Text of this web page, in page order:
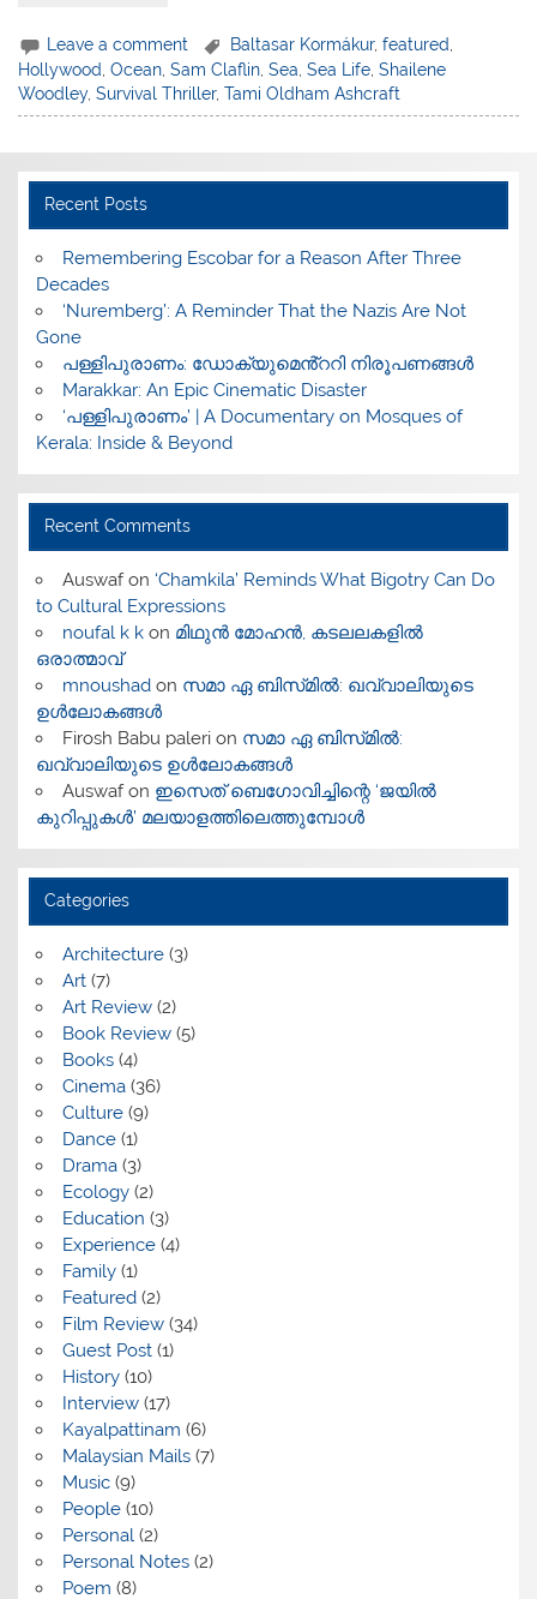
Leave a comment Baltasar Kormákur,featured
Hollywood,Ocean,Sam Claflin,Sea,Sea Life,Shailene
Woodley,Survival Thriller,Tami Oldham Ashcraft
Recent Posts
​Remembering Escobar for a Reason After Three
Decades
‘Nuremberg’: A Reminder That the Nazis Are Not
Gone
പള്ളിപുരാണം: ഡോക്യുമെൻ്ററി നിരൂപണങ്ങൾ
Marakkar: An Epic Cinematic Disaster
‘പള്ളിപുരാണം’ | A Documentary on Mosques of
Kerala: Inside & Beyond
Recent Comments
Auswafon ‘Chamkila’ Reminds What Bigotry Can Do
to Cultural Expressions
noufal k kon മിഥുൻ മോഹൻ, കടലലകളിൽ
ഒരാത്മാവ്
mnoushadon സമാ ഏ ബിസ്‌മിൽ: ഖവ്വാലിയുടെ
ഉൾലോകങ്ങൾ
Firosh Babu palerion സമാ ഏ ബിസ്‌മിൽ:
ഖവ്വാലിയുടെ ഉൾലോകങ്ങൾ
Auswafon ഇസെത് ബെഗോവിച്ചിന്റെ ‘ജയിൽ
കുറിപ്പുകൾ’ മലയാളത്തിലെത്തുമ്പോൾ
Categories
Architecture(3)
Art(7)
Art Review(2)
Book Review(5)
Books(4)
Cinema(36)
Culture(9)
Dance(1)
Drama(3)
Ecology(2)
Education (3)
Experience(4)
Family(1)
Featured(2)
Film Review(34)
Guest Post(1)
History(10)
Interview(17)
Kayalpattinam (6)
Malaysian Mails(7)
Music(9)
People(10)
Personal(2)
Personal Notes(2)
Poem (8)